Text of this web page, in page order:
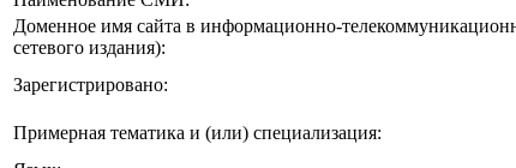
Доменное имя сайта в информационно-
сетевого издания):
Зарегистрировано:
Примерная тематика и (или) специализация: